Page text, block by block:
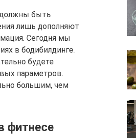
должны быть
лишь дополняют
Сегодня мы
в бодибилдинге.
будете
параметров.
большим, чем
фитнесе